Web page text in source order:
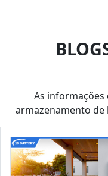
As informações
armazenamento